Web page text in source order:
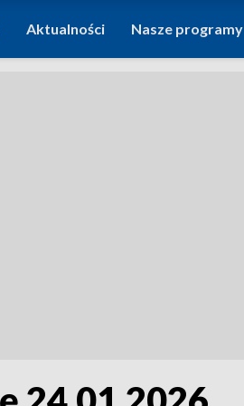
Aktualności Nasze programy